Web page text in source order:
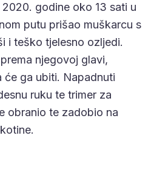
2020. godine oko 13 sati u
putu prišao muškarcu s
i teško tjelesno ozljedi.
njegovoj glavi,
ga ubiti. Napadnuti
ruku te trimer za
obranio te zadobio na